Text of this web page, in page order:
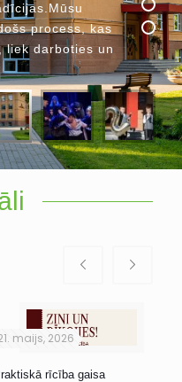
dīcijas Mūsu
ošs process, kas
liek darboties un
maijs, 2026
rīcība gaisa